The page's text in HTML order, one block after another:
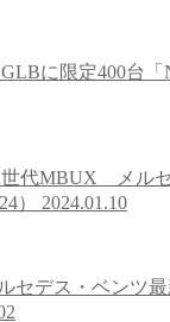
に限定400台「
世代MBUX メル
） 2024.01.10
セデス・ベンツ